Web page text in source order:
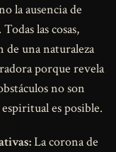
la ausencia de
las cosas,
de una naturaleza
porque revela
no son
es posible.
La corona de